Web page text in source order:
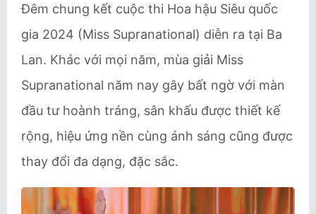
Đêm chung kết cuộc thi Hoa hậu Siêu quốc
gia 2024 (Miss Supranational) diễn ra tại Ba
Lan. Khác với mọi năm, mùa giải Miss
Supranational năm nay gây bất ngờ với màn
đầu tư hoành tráng, sân khấu được thiết kế
rộng, hiệu ứng nền cùng ánh sáng cũng được
thay đổi đa dạng, đặc sắc.